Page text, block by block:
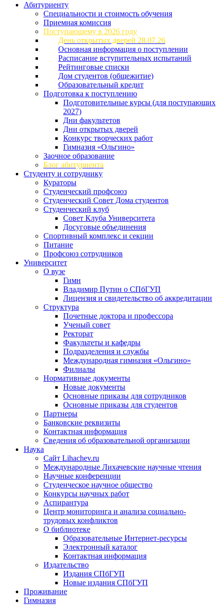
Абитуриенту
Специальности и стоимость обучения
Приемная комиссия
Поступающему в 2026 году
День открытых дверей 28.07.26
Основная информация о поступлении
Расписание вступительных испытаний
Рейтинговые списки
Дом студентов (общежитие)
Образовательный кредит
Подготовка к поступлению
Подготовительные курсы (для поступающих
2027)
Дни факультетов
Дни открытых дверей
Конкурс творческих работ
Гимназия «Ольгино»
Заочное образование
Блог абитуриента
Студенту и сотруднику
Кураторы
Студенческий профсоюз
Студенческий Совет Дома студентов
Студенческий клуб
Совет Клуба Университета
Досуговые объединения
Спортивный комплекс и секции
Питание
Профсоюз сотрудников
Университет
О вузе
Гимн
Владимир Путин о СПбГУП
Лицензия и свидетельство об аккредитации
Структура
Почетные доктора и профессора
Ученый совет
Ректорат
Факультеты и кафедры
Подразделения и службы
Международная гимназия «Ольгино»
Филиалы
Нормативные документы
Новые документы
Основные приказы для сотрудников
Основные приказы для студентов
Партнеры
Банковские реквизиты
Контактная информация
Сведения об образовательной организации
Наука
Сайт Lihachev.ru
Международные Лихачевские научные чтения
Научные конференции
Студенческое научное общество
Конкурсы научных работ
Аспирантура
Центр мониторинга и анализа социально-
трудовых конфликтов
О библиотеке
Образовательные Интернет-ресурсы
Электронный каталог
Контактная информация
Издательство
Издания СПбГУП
Новые издания СПбГУП
Проживание
Гимназия